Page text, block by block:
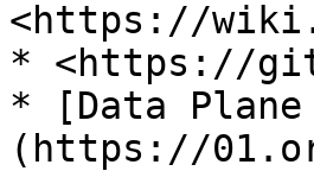
<https://
* <https://
* [Data Plane
(https://